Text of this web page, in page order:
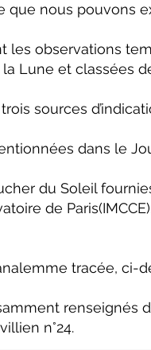
que nous pouvons
les observations
Lune et classées
sources
dans le
du Soleil
de
tracée, ci-
renseignés
n°24.